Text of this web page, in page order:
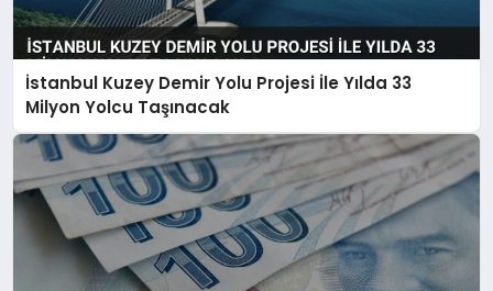
İstanbul Kuzey Demir Yolu Projesi İle Yılda 33
Milyon Yolcu Taşınacak